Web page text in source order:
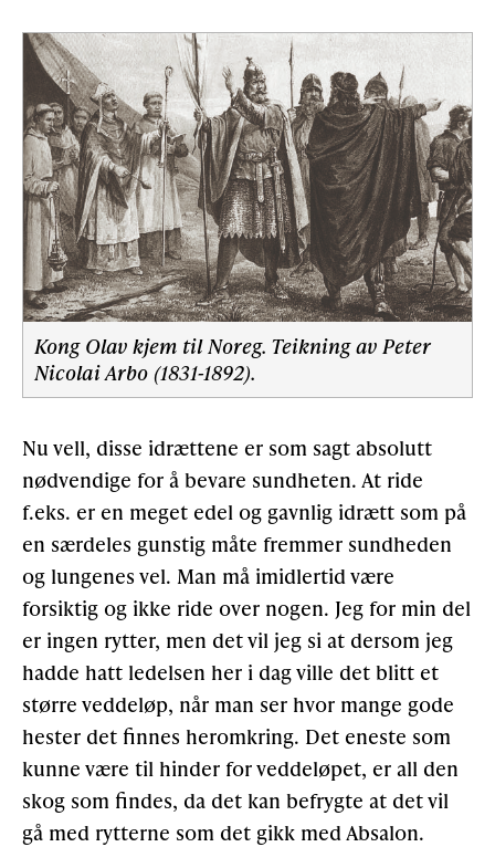
Kong Olav kjem til Noreg. Teikning av Peter
Nicolai Arbo (1831-1892).
Nu vell, disse idrættene er som sagt absolutt
nødvendige for å bevare sundheten. At ride
f.eks. er en meget edel og gavnlig idrætt som på
en særdeles gunstig måte fremmer sundheden
og lungenes vel. Man må imidlertid være
forsiktig og ikke ride over nogen. Jeg for min del
er ingen rytter, men det vil jeg si at dersom jeg
hadde hatt ledelsen her i dag ville det blitt et
større veddeløp, når man ser hvor mange gode
hester det finnes heromkring. Det eneste som
kunne være til hinder for veddeløpet, er all den
skog som findes, da det kan befrygte at det vil
gå med rytterne som det gikk med Absalon.